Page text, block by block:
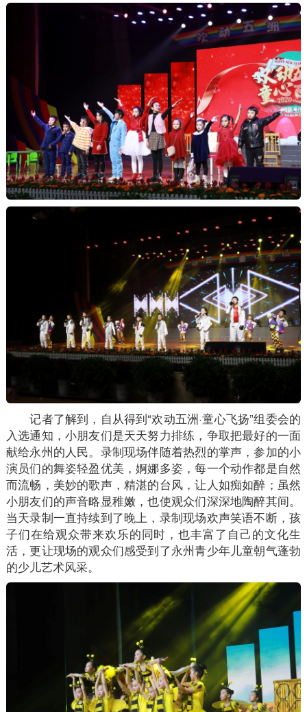
记者了解到，自从得到“欢动五洲·童心飞扬”组委会的
入选通知，小朋友们是天天努力排练，争取把最好的一面
献给永州的人民。录制现场伴随着热烈的掌声，参加的小
演员们的舞姿轻盈优美，婀娜多姿，每一个动作都是自然
而流畅，美妙的歌声，精湛的台风，让人如痴如醉；虽然
小朋友们的声音略显稚嫩，也使观众们深深地陶醉其间。
当天录制一直持续到了晚上，录制现场欢声笑语不断，孩
子们在给观众带来欢乐的同时，也丰富了自己的文化生
活，更让现场的观众们感受到了永州青少年儿童朝气蓬勃
的少儿艺术风采。